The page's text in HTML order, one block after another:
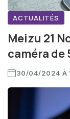
ACTUALITÉS
Meizu 21
caméra de
30/04/2024 À